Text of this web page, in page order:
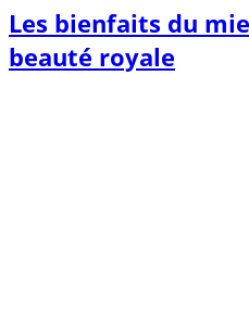
Les bienfaits du
beauté royale